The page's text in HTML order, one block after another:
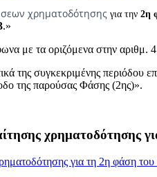
χρηματοδότησης για την 2η
.»
με τα οριζόμενα στην
της συγκεκριμένης
της παρούσας Φάσης (2ης)».
χρηματοδότησης